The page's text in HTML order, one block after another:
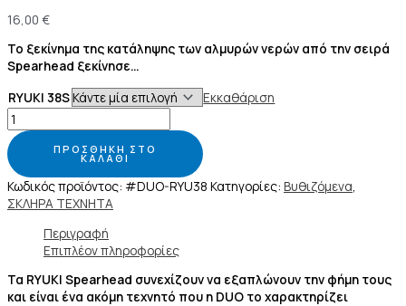
16,00 €
Το ξεκίνημα της κατάληψης των αλμυρών νερών από την σειρά
Spearhead ξεκίνησε…
RYUKI 38S
Εκκαθάριση
ΠΡΟΣΘΉΚΗ ΣΤΟ
ΚΑΛΆΘΙ
Κωδικός προϊόντος: #DUO-RYU38 Κατηγορίες: Βυθιζόμενα,
ΣΚΛΗΡΑ ΤΕΧΝΗΤΑ
Περιγραφή
Επιπλέον πληροφορίες
Τα RYUKI Spearhead συνεχίζουν να εξαπλώνουν την φήμη τους
και είναι ένα ακόμη τεχνητό που η DUO το χαρακτηρίζει